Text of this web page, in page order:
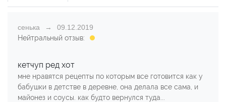
сенька
09.12.2019
Нейтральный отзыв:
кетчуп ред хот
мне нравятся рецепты по которым все готовится как у
бабушки в детстве в деревне, она делала все сама, и
майонез и соусы. как будто вернулся туда...